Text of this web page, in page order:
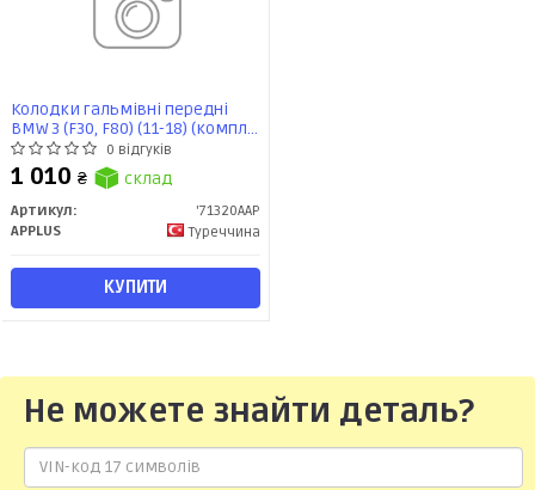
Колодки гальмівні передні
BMW 3 (F30, F80) (11-18) (компл)
71320AAP
0 відгуків
1 010 ₴ склад
Артикул:
'71320AAP
APPLUS
Туреччина
КУПИТИ
Не можете знайти деталь?